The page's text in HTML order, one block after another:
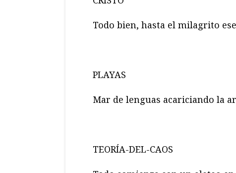
Todo bien, hasta el milagrito
PLAYAS
Mar de lenguas acariciando la
TEORÍA-DEL-CAOS